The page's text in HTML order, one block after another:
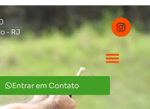
- RJ
Entrar em Contato